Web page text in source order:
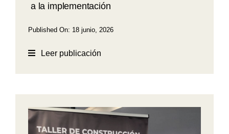
a la implementación
Published On: 18 junio, 2026
Leer publicación